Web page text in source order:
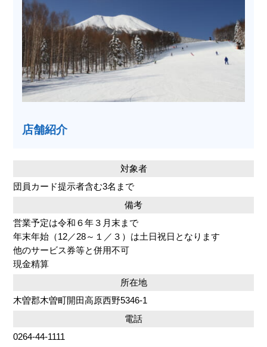
店舗紹介
対象者
団員カード提示者含む3名まで
備考
営業予定は令和６年３月末まで
年末年始（12／28～１／３）は土日祝日となります
他のサービス券等と併用不可
現金精算
所在地
木曽郡木曽町開田高原西野5346-1
電話
0264-44-1111